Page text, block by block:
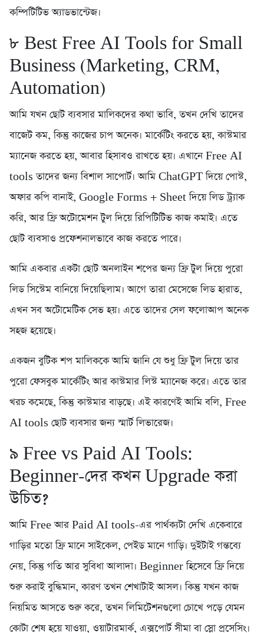
কম্পিটিটিভ অ্যাডভান্টেজ।
৮️ Best Free AI Tools for Small
Business (Marketing, CRM,
Automation)
আমি যখন ছোট ব্যবসার মালিকদের কথা ভাবি, তখন দেখি তাদের
বাজেট কম, কিন্তু কাজের চাপ অনেক। মার্কেটিং করতে হয়, কাস্টমার
ম্যানেজ করতে হয়, আবার হিসাবও রাখতে হয়। এখানে Free AI
tools তাদের জন্য বিশাল সাপোর্ট। আমি ChatGPT দিয়ে পোস্ট,
অফার কপি বানাই, Google Forms + Sheet দিয়ে লিড ট্র্যাক
করি, আর ফ্রি অটোমেশন টুল দিয়ে রিপিটিটিভ কাজ কমাই। এতে
ছোট ব্যবসাও প্রফেশনালভাবে কাজ করতে পারে।
আমি একবার একটা ছোট অনলাইন শপের জন্য ফ্রি টুল দিয়ে পুরো
লিড সিস্টেম বানিয়ে দিয়েছিলাম। আগে তারা মেসেজে লিড হারাত,
এখন সব অটোমেটিক সেভ হয়। এতে তাদের সেল ফলোআপ অনেক
সহজ হয়েছে।
একজন বুটিক শপ মালিককে আমি জানি যে শুধু ফ্রি টুল দিয়ে তার
পুরো ফেসবুক মার্কেটিং আর কাস্টমার লিস্ট ম্যানেজ করে। এতে তার
খরচ কমেছে, কিন্তু কাস্টমার বাড়ছে। এই কারণেই আমি বলি, Free
AI tools ছোট ব্যবসার জন্য স্মার্ট লিভারেজ।
৯️ Free vs Paid AI Tools:
Beginner-দের কখন Upgrade করা
উচিত?
আমি Free আর Paid AI tools-এর পার্থক্যটা দেখি একেবারে
গাড়ির মতো ফ্রি মানে সাইকেল, পেইড মানে গাড়ি। দুইটাই গন্তব্যে
নেয়, কিন্তু গতি আর সুবিধা আলাদা। Beginner হিসেবে ফ্রি দিয়ে
শুরু করাই বুদ্ধিমান, কারণ তখন শেখাটাই আসল। কিন্তু যখন কাজ
নিয়মিত আসতে শুরু করে, তখন লিমিটেশনগুলো চোখে পড়ে যেমন
কোটা শেষ হয়ে যাওয়া, ওয়াটারমার্ক, এক্সপোর্ট সীমা বা স্লো প্রসেসিং।